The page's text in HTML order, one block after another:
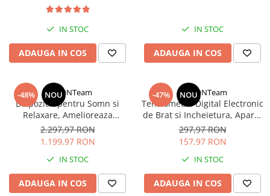
IN STOC
ADAUGA IN COS
IN STOC
ADAUGA IN COS
-48% NOU
StartONTeam
Dispozitiv pentru Somn si
Relaxare, Amelioreaza
Anxietatea, Insomnia si
Depresia, Tehnologie CES Fara
Efecte Secundare
2.297,97 RON
1.199,97 RON
IN STOC
ADAUGA IN COS
-47% NOU
StartONTeam
Tensiometru Digital Electronic
de Brat si Incheietura, Aparat
Profesional de Tensiune
pentru Monitorizarea
Tensiunii Arteriale
297,97 RON
157,97 RON
IN STOC
ADAUGA IN COS